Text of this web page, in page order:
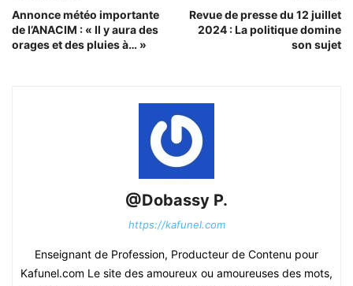
Annonce météo importante
de l’ANACIM : « Il y aura des
orages et des pluies à… »
Revue de presse du 12 juillet
2024 : La politique domine
son sujet
@Dobassy P.
https://kafunel.com
Enseignant de Profession, Producteur de Contenu pour
Kafunel.com Le site des amoureux ou amoureuses des mots,